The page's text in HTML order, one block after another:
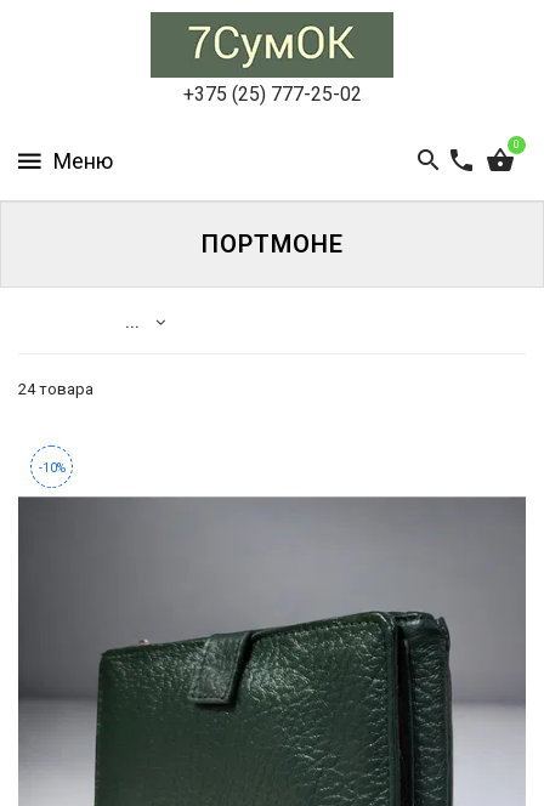
+375 (25) 777-25-02
0
МУЖСКИЕ
ДЕЛОВЫЕ
БЛОГ
ПАРОЛЬ?
ПОРТМОНЕ
...
24 товара
-10%